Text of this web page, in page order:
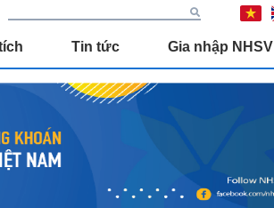
Tin tức Gia nhập NHSV